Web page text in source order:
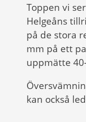
Toppen vi
Helgeåns
på de stora
mm på ett
uppmätte
kan också